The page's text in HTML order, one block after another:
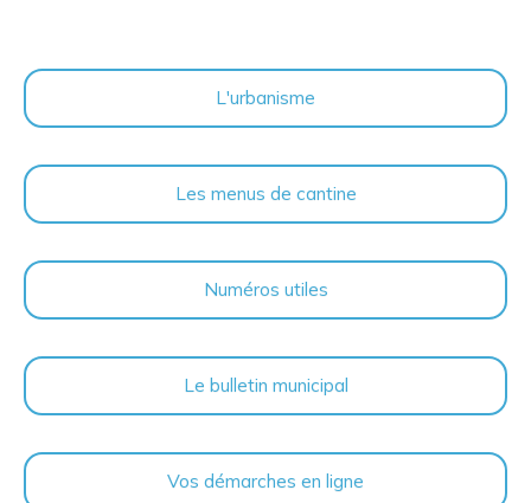
L'urbanisme
Les menus de cantine
Numéros utiles
Le bulletin municipal
Vos démarches en ligne